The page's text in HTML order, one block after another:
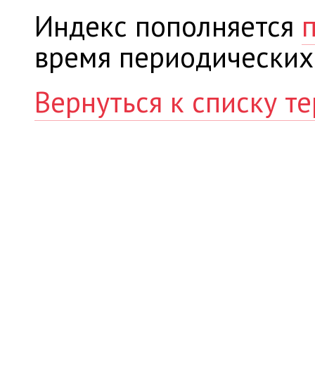
Индекс пополняется
время
Вернуться к списку